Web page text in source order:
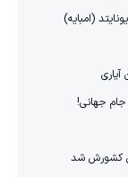
(امبایه)
جام جهانی!
کشورش شد